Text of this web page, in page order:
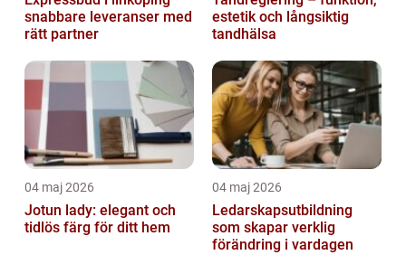
snabbare leveranser med
rätt partner
estetik och långsiktig
tandhälsa
04 maj 2026
Jotun lady: elegant och
tidlös färg för ditt hem
04 maj 2026
Ledarskapsutbildning
som skapar verklig
förändring i vardagen